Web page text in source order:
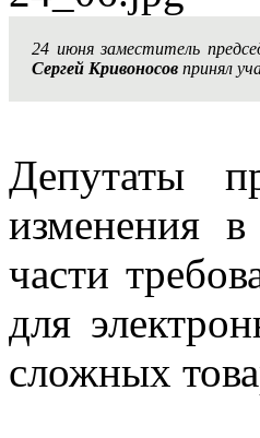
24 июня заместитель
Сергей Кривоносов принял
Депутаты
изменения
части
для
сложных